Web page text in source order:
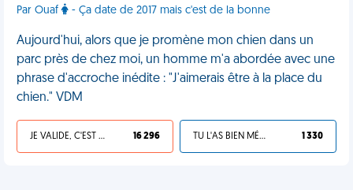
Par Ouaf - Ça date de 2017 mais c'est de la bonne
Aujourd'hui, alors que je promène mon chien dans un
parc près de chez moi, un homme m'a abordée avec une
phrase d'accroche inédite : "J'aimerais être à la place du
chien." VDM
JE VALIDE, C'EST UNE VDM 16 296 TU L'AS BIEN MÉRITÉ 1 330